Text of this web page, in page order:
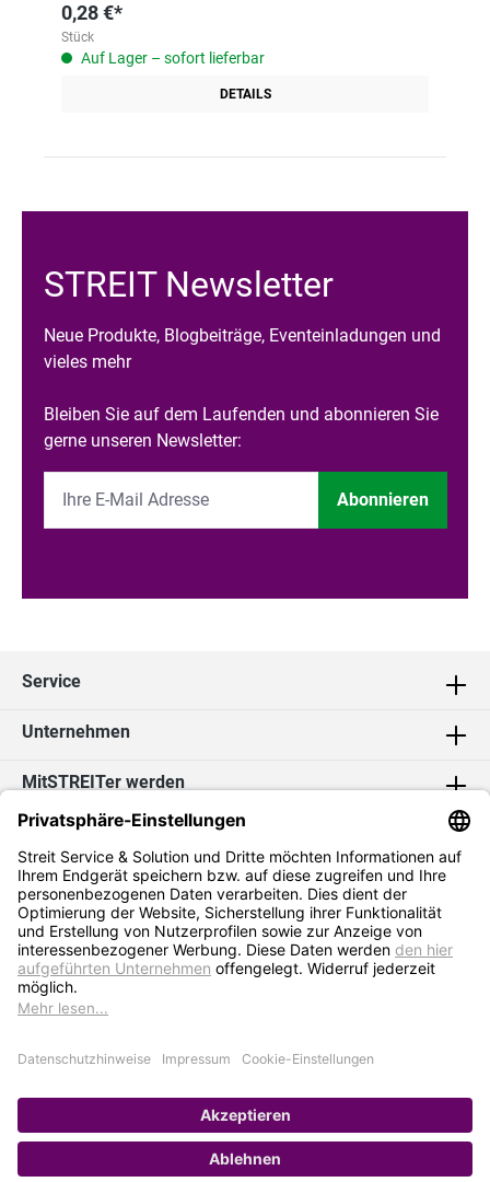
0,28 €*
Stück
Auf Lager – sofort lieferbar
DETAILS
STREIT Newsletter
Neue Produkte, Blogbeiträge, Eventeinladungen und
vieles mehr
Bleiben Sie auf dem Laufenden und abonnieren Sie
gerne unseren Newsletter:
Abonnieren
Service
Unternehmen
MitSTREITer werden
Kontakt
Social Media
* Alle Preise exkl. MwSt. zzgl.Versandkosten
Impressum
Hinweisgebersystem
Erklärung zur Barrierefreiheit
Verkauf nur an Selbstständige / Gewerbetreibende. Kein Verkauf an